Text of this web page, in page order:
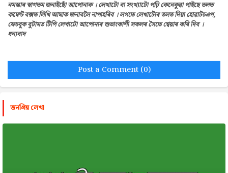
নমস্কাৰ স্বাগতম জনাইছোঁ আপোনাক । লেখাটো বা সংখ্যাটো পঢ়ি কেনেকুৱা পাইছে তলত
কমেন্ট বক্সত লিখি আমাক জনাবলৈ নাপাহৰিব । লগতে লেখাটোৰ তলত দিয়া হোৱাটচএপ,
ফেচবুক বুটামত টিপি লেখাটো আপোনাৰ শুভাংকাশী সকলৰ সৈতে শ্বেয়াৰ কৰি দিব ।
ধন্যবাদ
Post a Comment (0)
জনপ্রিয় লেখা